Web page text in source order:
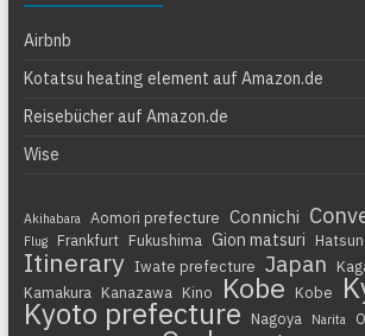
Airbnb
Kotatsu heating element auf Amazon.de
Reisebücher auf Amazon.de
Wise
Akihabara Aomori prefecture Connichi
Flug Frankfurt Fukushima Gion matsuri
Itinerary Iwate prefecture Japan
Kamakura
Kanazawa Kino Kobe Kobe
Kyoto prefecture Nagoya Narita